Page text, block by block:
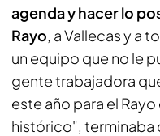
agenda y hacer lo
Rayo, a Vallecas y a
un equipo que no le
gente trabajadora
este año para el
histórico", terminaba